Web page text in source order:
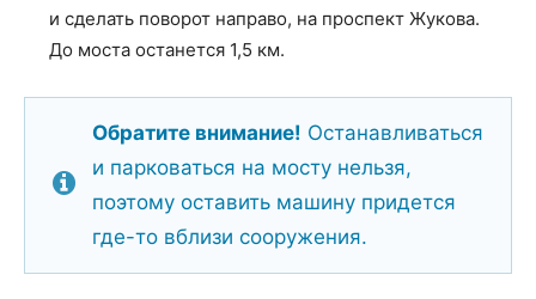
и сделать поворот направо, на проспект Жукова.
До моста останется 1,5 км.
Обратите внимание! Останавливаться
и парковаться на мосту нельзя,
поэтому оставить машину придется
где-то вблизи сооружения.